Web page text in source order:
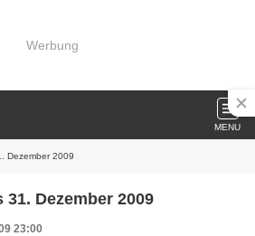
Werbung
MENU
Dezember 2009
Dezember 2009
23:00